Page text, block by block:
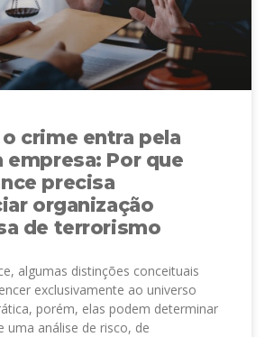
crime entra pela
empresa: Por que
precisa
organização
de terrorismo
algumas distinções conceituais
exclusivamente ao universo
porém, elas podem determinar
uma análise de risco, de